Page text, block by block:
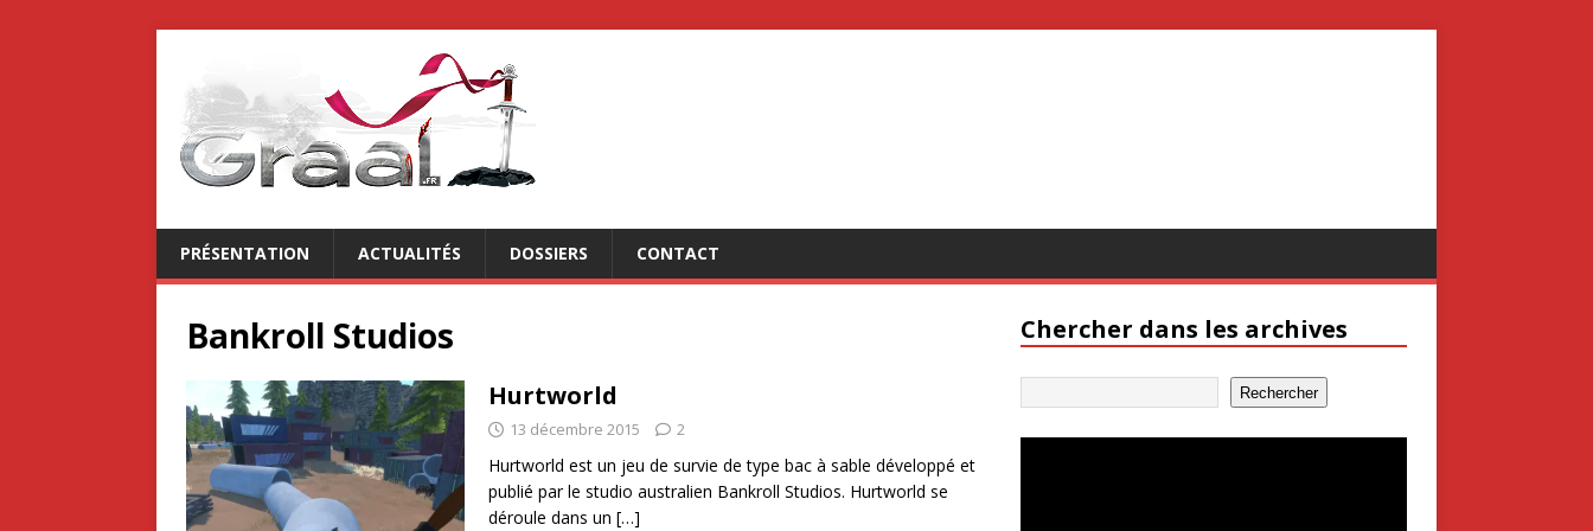
PRÉSENTATION ACTUALITÉS DOSSIERS CONTACT
Bankroll Studios
Hurtworld
13 décembre 2015 2
Hurtworld est un jeu de survie de type bac à sable développé et
publié par le studio australien Bankroll Studios. Hurtworld se
déroule dans un […]
Chercher dans les archives
Rechercher